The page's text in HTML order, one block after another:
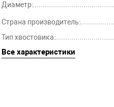
Диаметр:
Страна производитель:
Тип хвостовика:
Все характеристики